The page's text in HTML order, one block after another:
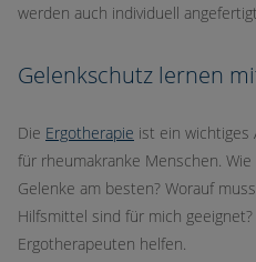
werden auch individuell
Gelenkschutz lernen
Die Ergotherapie ist ein wichtiges
für rheumakranke Menschen.
Gelenke am besten? Worauf
Hilfsmittel sind für mich
Ergotherapeuten helfen.